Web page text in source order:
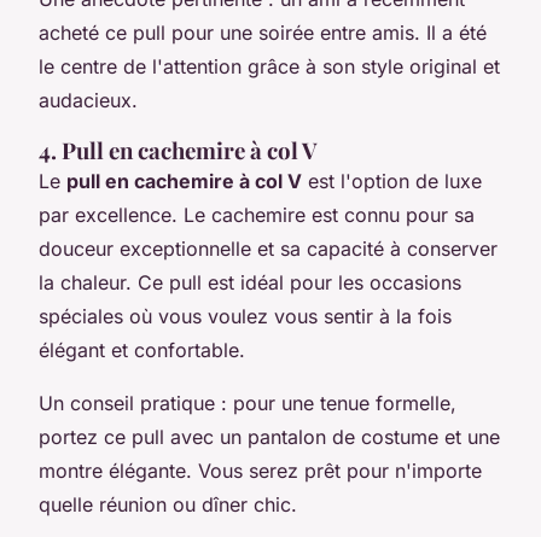
acheté ce pull pour une soirée entre amis. Il a été
le centre de l'attention grâce à son style original et
audacieux.
4. Pull en cachemire à col V
Le pull en cachemire à col V est l'option de luxe
par excellence. Le cachemire est connu pour sa
douceur exceptionnelle et sa capacité à conserver
la chaleur. Ce pull est idéal pour les occasions
spéciales où vous voulez vous sentir à la fois
élégant et confortable.
Un conseil pratique : pour une tenue formelle,
portez ce pull avec un pantalon de costume et une
montre élégante. Vous serez prêt pour n'importe
quelle réunion ou dîner chic.